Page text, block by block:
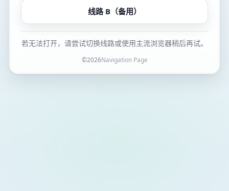
线路 B（备用）
若无法打开，请尝试切换线路或使用主流浏览器稍后再试。
©2026Navigation Page